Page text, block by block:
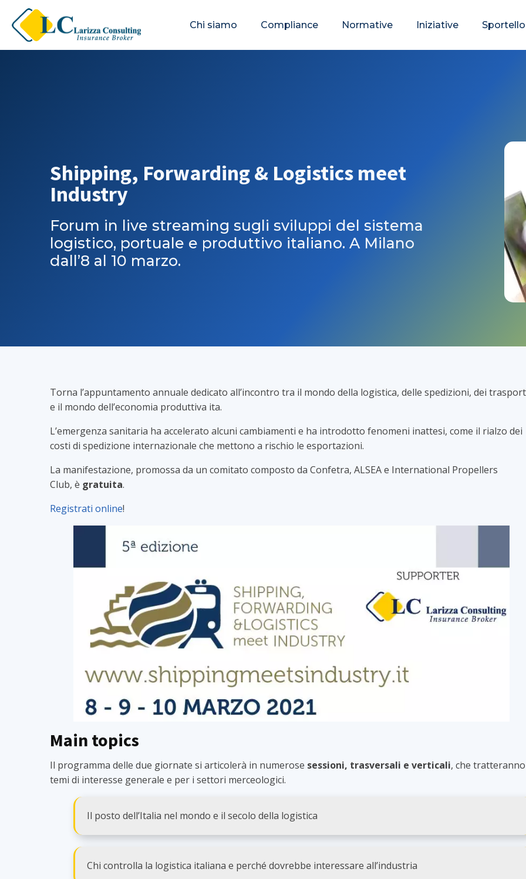
Chi siamo Compliance Normative Iniziative
Shipping, Forwarding & Logistics meet
Industry
Forum in live streaming sugli sviluppi del sistema
logistico, portuale e produttivo italiano. A Milano
dall’8 al 10 marzo.
Torna l’appuntamento annuale dedicato all’incontro tra il mondo della logistica, delle spedizioni, dei
e il mondo dell’economia produttiva ita.
L’emergenza sanitaria ha accelerato alcuni cambiamenti e ha introdotto fenomeni inattesi, come il rialzo dei
costi di spedizione internazionale che mettono a rischio le esportazioni.
La manifestazione, promossa da un comitato composto da Confetra, ALSEA e International Propellers
Club, è gratuita.
Registrati online!
Main topics
Il programma delle due giornate si articolerà in numerose sessioni, trasversali e verticali, che tratteranno
temi di interesse generale e per i settori merceologici.
Il posto dell’Italia nel mondo e il secolo della logistica
Chi controlla la logistica italiana e perché dovrebbe interessare all’industria